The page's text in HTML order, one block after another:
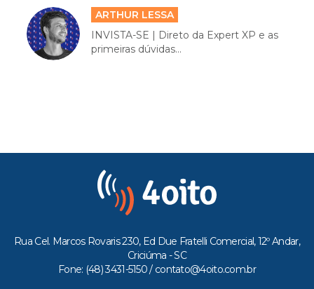
ARTHUR LESSA
INVISTA-SE | Direto da Expert XP e as
primeiras dúvidas...
Rua Cel. Marcos Rovaris 230, Ed Due Fratelli Comercial, 12º Andar,
Criciúma - SC
Fone: (48) 3431-5150 / contato@4oito.com.br